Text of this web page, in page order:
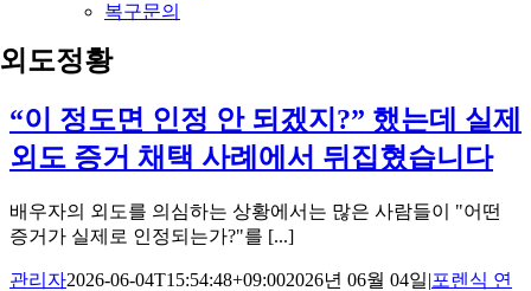
복구문의
외도정황
“이 정도면 인정 안 되겠지?” 했는데 실제
외도 증거 채택 사례에서 뒤집혔습니다
배우자의 외도를 의심하는 상황에서는 많은 사람들이 "어떤
증거가 실제로 인정되는가?"를 [...]
관리자2026-06-04T15:54:48+09:002026년 06월 04일|포렌식 연